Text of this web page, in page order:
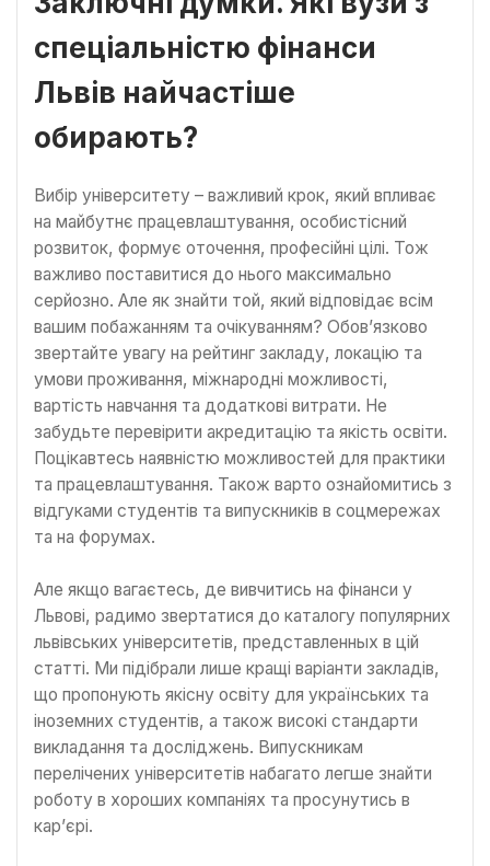
спеціальністю фінанси
Львів найчастіше
обирають?
Вибір університету – важливий крок, який впливає
на майбутнє працевлаштування, особистісний
розвиток, формує оточення, професійні цілі. Тож
важливо поставитися до нього максимально
серйозно. Але як знайти той, який відповідає всім
вашим побажанням та очікуванням? Обов’язково
звертайте увагу на рейтинг закладу, локацію та
умови проживання, міжнародні можливості,
вартість навчання та додаткові витрати. Не
забудьте перевірити акредитацію та якість освіти.
Поцікавтесь наявністю можливостей для практики
та працевлаштування. Також варто ознайомитись з
відгуками студентів та випускників в соцмережах
та на форумах.
Але якщо вагаєтесь, де вивчитись на фінанси у
Львові, радимо звертатися до каталогу популярних
львівських університетів, представленных в цій
статті. Ми підібрали лише кращі варіанти закладів,
що пропонують якісну освіту для українських та
іноземних студентів, а також високі стандарти
викладання та досліджень. Випускникам
перелічених університетів набагато легше знайти
роботу в хороших компаніях та просунутись в
кар’єрі.